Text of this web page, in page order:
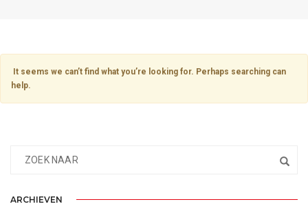
It seems we can’t find what you’re looking for. Perhaps searching can
help.
ARCHIEVEN